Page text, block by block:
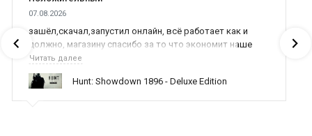
07.08.2026
зашёл,скачал,запустил онлайн, всё работает как и
должно, магазину спасибо за то что экономит наше
время,нервы и деньги, ребята вы красава оказываете
поддержку населению и походу из всех только вы и
оказываете помощь
Читать далее
Hunt: Showdown 1896 - Deluxe Edition